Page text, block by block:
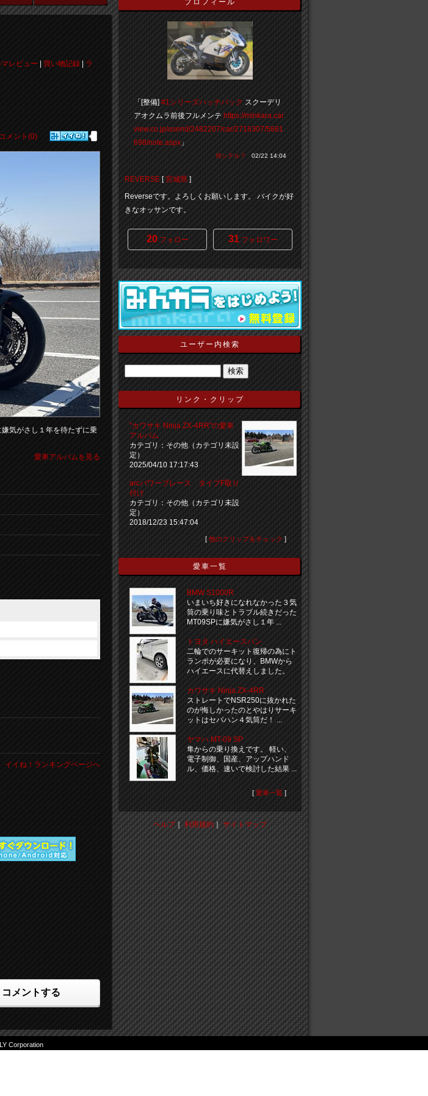
マレビュー 買い物記録|
ラ
コメント(0)
気がさし１年を待たずに乗
愛車アルバムを見る
イイね！ランキングページへ
コメントする
プロフィール
「[整備]#1シリーズハッチバックスクーデリ
アオクムラ前後フルメンテ https://minkara.car
view.co.jp/userid/2482207/car/2716307/5681
698/note.aspx」
何シテル？ 02/22 14:04
REVERSE [宮城県 ]
Reverseです。よろしくお願いします。 バイクが好
きなオッサンです。
20フォロー 31フォロワー
ユーザー内検索
リンク・クリップ
"カワサキ Ninja ZX-4RR"の愛車
アルバム
カテゴリ：その他（カテゴリ未設
定）
2025/04/10 17:17:43
arcパワーブレース タイプF取り
付け
カテゴリ：その他（カテゴリ未設
定）
2018/12/23 15:47:04
[ 他のクリップをチェック ]
愛車一覧
BMW S1000R
いまいち好きになれなかった３気
筒の乗り味とトラブル続きだった
MT09SPに嫌気がさし１年 ...
トヨタ ハイエースバン
二輪でのサーキット復帰の為にト
ランポが必要になり、BMWから
ハイエースに代替えしました。
カワサキ Ninja ZX-4RR
ストレートでNSR250に抜かれた
のが悔しかったのとやはりサーキ
ットはセパハン４気筒だ！ ...
ヤマハ MT-09 SP
隼からの乗り換えです。 軽い、
電子制御、国産、アップハンド
ル、価格、速いで検討した結果 ...
[愛車一覧 ]
ヘルプ｜利用規約｜サイトマップ
Corporation